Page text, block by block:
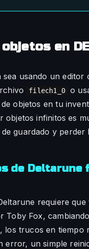
en
usando un editor
filech1_0
o
objetos en tu
infinitos es
guardado y perder
de
requiere
Toby Fox,
trucos en tiempo
error, un simple